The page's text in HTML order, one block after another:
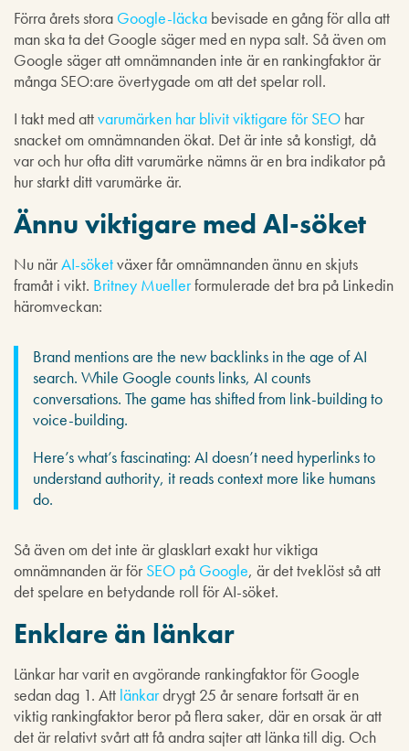
Förra årets stora Google-läcka bevisade en gång för alla att
man ska ta det Google säger med en nypa salt. Så även om
Google säger att omnämnanden inte är en rankingfaktor är
många SEO:are övertygade om att det spelar roll.
I takt med attvarumärken har blivit viktigare för SEO har
snacket om omnämnanden ökat. Det är inte så konstigt, då
var och hur ofta ditt varumärke nämns är en bra indikator på
hur starkt ditt varumärke är.
Ännu viktigare med AI-söket
Nu närAI-söketväxer får omnämnanden ännu en skjuts
framåt i vikt. Britney Muellerformulerade det bra på Linkedin
häromveckan:
Brand mentions are the new backlinks in the age of AI
search. While Google counts links, AI counts
conversations. The game has shifted from link-building to
voice-building.
Here’s what’s fascinating: AI doesn’t need hyperlinks to
understand authority, it reads context more like humans
do.
Så även om det inte är glasklart exakt hur viktiga
omnämnanden är för SEO på Google, är det tveklöst så att
det spelare en betydande roll för AI-söket.
Enklare än länkar
Länkar har varit en avgörande rankingfaktor för Google
sedan dag 1. Att länkardrygt 25 år senare fortsatt är en
viktig rankingfaktor beror på flera saker, där en orsak är att
det är relativt svårt att få andra sajter att länka till dig. Och